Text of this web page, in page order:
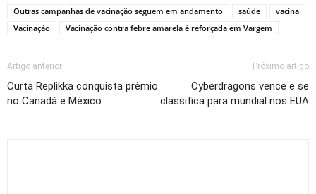
Outras campanhas de vacinação seguem em andamento saúde
vacina
Vacinação
Vacinação contra febre amarela é reforçada em Vargem
Artigo anterior
Curta Replikka conquista prêmio
no Canadá e México
Próximo artigo
Cyberdragons vence e se
classifica para mundial nos EUA